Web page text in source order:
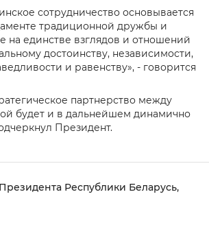
сотрудничество основывается
традиционной дружбы и
на единстве взглядов и отношений
достоинству, независимости,
и равенству», - говорится
партнерство между
будет и в дальнейшем динамично
Президент.
Республики Беларусь,